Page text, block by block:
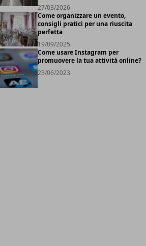
27/03/2026
Come organizzare un evento,
consigli pratici per una riuscita
perfetta
19/09/2025
Come usare Instagram per
promuovere la tua attività online?
23/06/2023